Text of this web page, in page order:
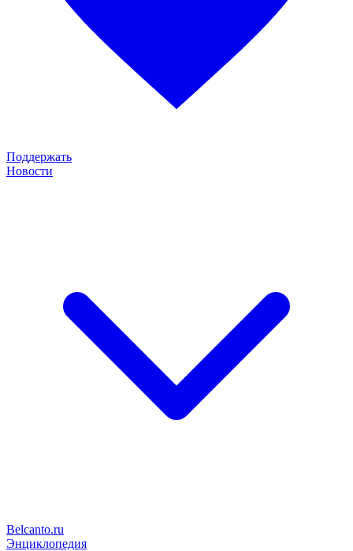
Поддержать
Новости
Belcanto.ru
Энциклопедия